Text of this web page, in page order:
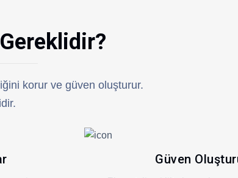
korur ve güven oluşturur.
Güven